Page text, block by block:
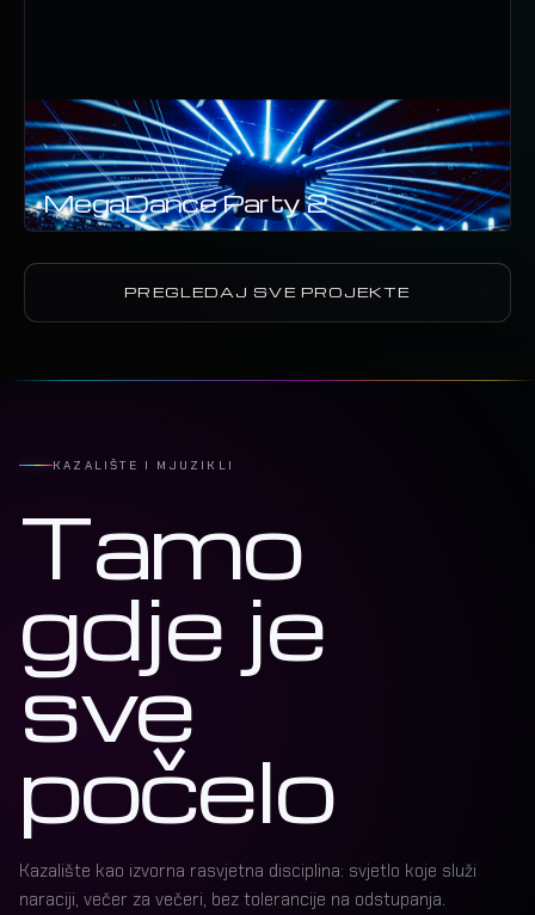
MegaDance Party 2
PREGLEDAJ SVE PROJEKTE
KAZALIŠTE I MJUZIKLI
Tamo
gdje je
sve
počelo
Kazalište kao izvorna rasvjetna disciplina: svjetlo koje služi
naraciji, večer za večeri, bez tolerancije na odstupanja.